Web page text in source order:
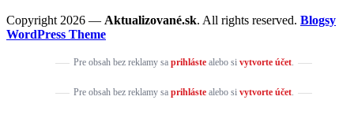
Copyright 2026 — Aktualizované.sk. All rights reserved. Blogsy
WordPress Theme
Pre obsah bez reklamy sa prihlástealebo si vytvorte účet.